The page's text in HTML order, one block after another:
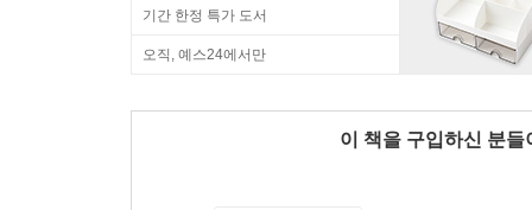
기간 한정 특가 도서
오직, 예스24에서만
이 책을 구입하신 분